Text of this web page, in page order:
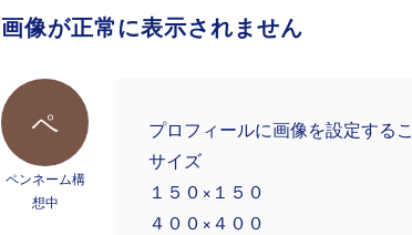
画像が正常に表示されません
ペ
ペンネーム構
想中
プロフィールに画像を設定する
サイズ
１５０×１５０
４００×４００